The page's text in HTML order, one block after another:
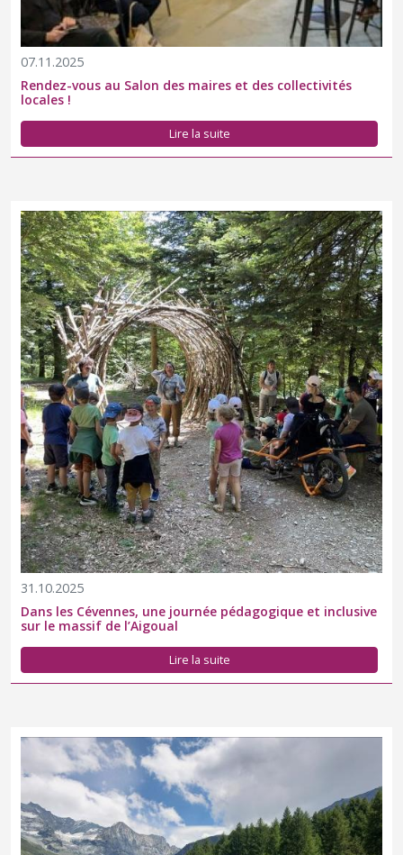
07.11.2025
Rendez-vous au Salon des maires et des collectivités
locales !
Lire la suite
31.10.2025
Dans les Cévennes, une journée pédagogique et inclusive
sur le massif de l’Aigoual
Lire la suite